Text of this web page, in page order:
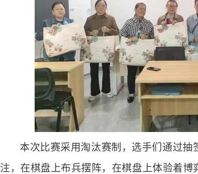
本次比赛采用淘汰赛制，选手们通过
注，在棋盘上布兵摆阵，在棋盘上体验着